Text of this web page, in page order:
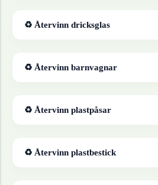
♻ Återvinn dricksglas
♻ Återvinn barnvagnar
♻ Återvinn plastpåsar
♻ Återvinn plastbestick